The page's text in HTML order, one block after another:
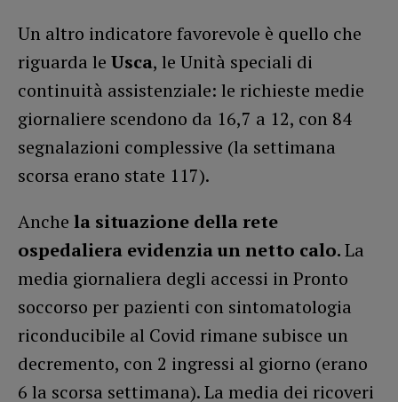
Un altro indicatore favorevole è quello che
riguarda le Usca, le Unità speciali di
continuità assistenziale: le richieste medie
giornaliere scendono da 16,7 a 12, con 84
segnalazioni complessive (la settimana
scorsa erano state 117).
Anche la situazione della rete
ospedaliera evidenzia un netto calo.La
media giornaliera degli accessi in Pronto
soccorso per pazienti con sintomatologia
riconducibile al Covid rimane subisce un
decremento, con 2 ingressi al giorno (erano
6 la scorsa settimana). La media dei ricoveri